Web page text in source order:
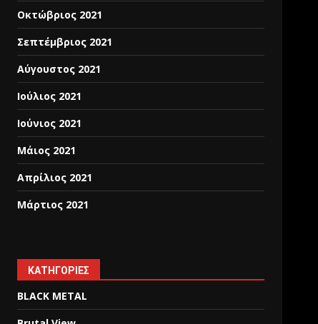
Οκτώβριος 2021
Σεπτέμβριος 2021
Αύγουστος 2021
Ιούλιος 2021
Ιούνιος 2021
Μάιος 2021
Απρίλιος 2021
Μάρτιος 2021
KΑΤΗΓΟΡΊΕΣ
BLACK METAL